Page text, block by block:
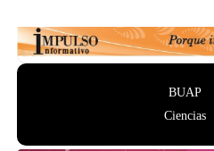
BUAP
Ciencias